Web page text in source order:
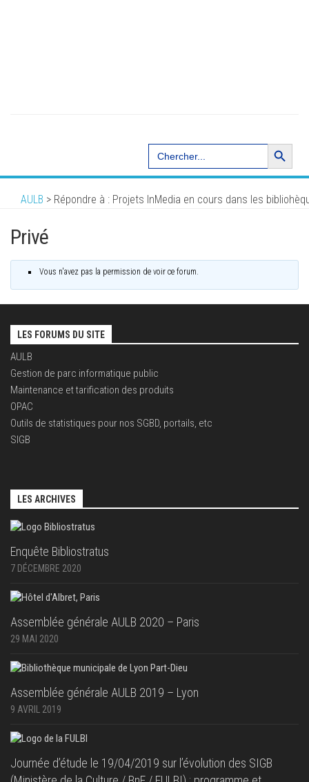
Search
for:
Search Button
AULB > Répondre à : Projets InMedia en cours dans les
Privé
Vous n'avez pas la permission de voir ce forum.
LES FORUMS DU SITE
AULB
Gestion de parc informatique public
Maintenance et tarification des produits
OPAC
Outils de statistiques pour nos SGBD, portails, etc
SIGB
LES ARCHIVES
Enquête Bibliostratus
7 DÉCEMBRE 2020
Assemblée générale AULB 2020 – Paris
29 MAI 2020
Assemblée générale AULB 2019 – Lyon
9 AVRIL 2019
Journée d’étude le 19/04/2019 sur l’évolution des SIGB